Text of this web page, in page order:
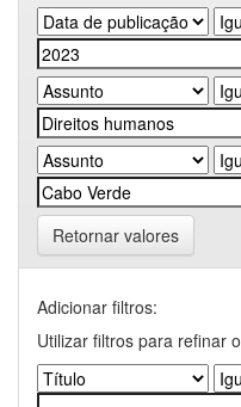
Retornar valores
Adicionar filtros:
Utilizar filtros para refinar